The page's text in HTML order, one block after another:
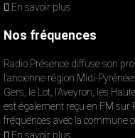
En savoir plus
Nos fréquences
Radio Présence diffuse son
l’ancienne région Midi-
Gers, le Lot, l’Aveyron, les
est également reçu en FM sur
fréquences avec la commune
En savoir plus